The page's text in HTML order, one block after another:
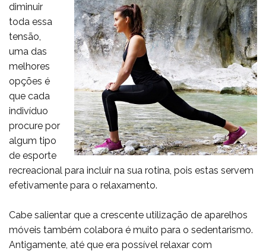
diminuir
toda essa
tensão,
uma das
melhores
opções é
que cada
indivíduo
procure por
algum tipo
de esporte
recreacional para incluir na sua rotina, pois estas servem
efetivamente para o relaxamento.
Cabe salientar que a crescente utilização de aparelhos
móveis também colabora é muito para o sedentarismo.
Antigamente, até que era possível relaxar com